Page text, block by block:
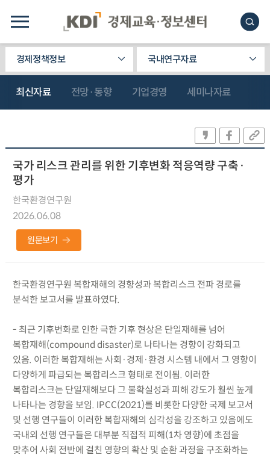
경제정책정보 국내연구자료
최신자료 전망·동향 기업경영 세미나자료
국가 리스크 관리를 위한 기후변화 적응역량 구축·
평가
한국환경연구원
2026.06.08
원문보기
한국환경연구원 복합재해의 경향성과 복합리스크 전파 경로를
분석한 보고서를 발표하였다.
- 최근 기후변화로 인한 극한 기후 현상은 단일재해를 넘어
복합재해(compound disaster)로 나타나는 경향이 강화되고
있음. 이러한 복합재해는 사회·경제·환경 시스템 내에서 그 영향이
다양하게 파급되는 복합리스크 형태로 전이됨. 이러한
복합리스크는 단일재해보다 그 불확실성과 피해 강도가 훨씬 높게
나타나는 경향을 보임. IPCC(2021)를 비롯한 다양한 국제 보고서
및 선행 연구들이 이러한 복합재해의 심각성을 강조하고 있음에도
국내외 선행 연구들은 대부분 직접적 피해(1차 영향)에 초점을
맞추어 사회 전반에 걸친 영향의 확산 및 순환 과정을 구조화하는